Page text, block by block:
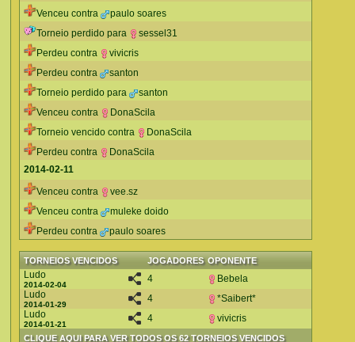
Venceu contra
paulo soares
Torneio perdido para
sessel31
Perdeu contra
vivicris
Perdeu contra
santon
Torneio perdido para
santon
Venceu contra
DonaScila
Torneio vencido contra
DonaScila
Perdeu contra
DonaScila
2014-02-11
Venceu contra
vee.sz
Venceu contra
muleke doido
Perdeu contra
paulo soares
TORNEIOS VENCIDOS JOGADORES OPONENTE
CLIQUE AQUI PARA VER TODOS OS 62 TORNEIOS VENCIDOS
Ludo
2014-02-04
4
Bebela
Ludo
2014-01-29
4
*Saibert*
Ludo
2014-01-21
4 vivicris